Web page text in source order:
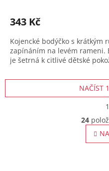
343 Kč
Kojencké bodýčko s krátkým
zapínáním na levém rameni.
je šetrná k citlivé dětské
NAČÍST
1
24